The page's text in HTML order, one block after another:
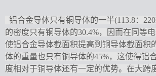
铝合金导体只有铜导体的一半(113.8：
的密度只有铜导体的30.4%，因而在同等
使铝合金导体截面积提高到铜导体截面积
体的重量也只有铜导体的45%，这使得铝
度相对于铜导体还有一定的优势。在大跨